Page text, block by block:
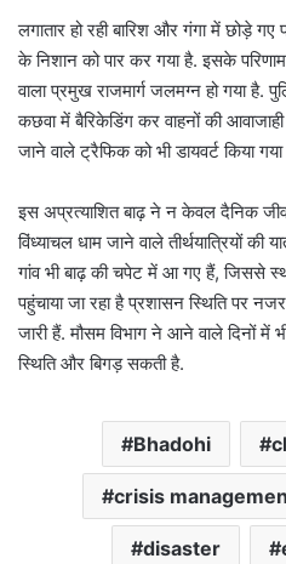
लगातार हो रही बारिश और गंगा में छोड़े
के निशान को पार कर गया है. इसके
वाला प्रमुख राजमार्ग जलमग्न हो गया है.
कछवा में बैरिकेडिंग कर वाहनों की
जाने वाले ट्रैफिक को भी डायवर्ट किया
इस अप्रत्याशित बाढ़ ने न केवल दैनिक
विंध्याचल धाम जाने वाले तीर्थयात्रियों की
गांव भी बाढ़ की चपेट में आ गए हैं, जिससे
पहुंचाया जा रहा हैप्रशासन स्थिति पर नजर
जारी हैं. मौसम विभाग ने आने वाले दिनों में
स्थिति और बिगड़ सकती है.
Bhadohi
crisis
disaster